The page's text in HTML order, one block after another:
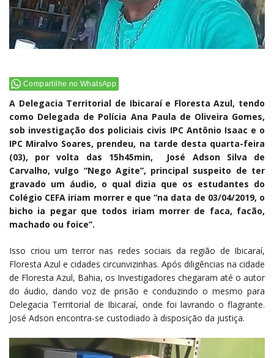
Compartilhe no WhatsApp
A Delegacia Territorial de Ibicaraí e Floresta Azul, tendo
como Delegada de Polícia Ana Paula de Oliveira Gomes,
sob investigação dos policiais civis IPC Antônio Isaac e o
IPC Miralvo Soares, prendeu, na tarde desta quarta-feira
(03), por volta das 15h45min, José Adson Silva de
Carvalho, vulgo “Nego Agite”, principal suspeito de ter
gravado um áudio, o qual dizia que os estudantes do
Colégio CEFA iriam morrer e que “na data de 03/04/2019, o
bicho ia pegar que todos iriam morrer de faca, facão,
machado ou foice”.
Isso criou um terror nas redes sociais da região de Ibicaraí,
Floresta Azul e cidades circunvizinhas. Após diligências na cidade
de Floresta Azul, Bahia, os Investigadores chegaram até o autor
do áudio, dando voz de prisão e conduzindo o mesmo para
Delegacia Territorial de Ibicaraí, onde foi lavrando o flagrante.
José Adson encontra-se custodiado à disposição da justiça.